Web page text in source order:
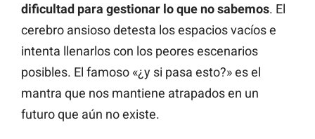
dificultad para gestionar lo que no sabemos. El
cerebro ansioso detesta los espacios vacíos e
intenta llenarlos con los peores escenarios
posibles. El famoso «¿y si pasa esto?» es el
mantra que nos mantiene atrapados en un
futuro que aún no existe.